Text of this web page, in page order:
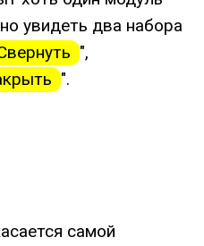
увидеть два набора
",
".
самой